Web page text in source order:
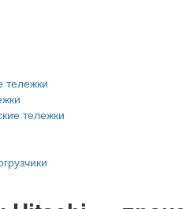
тележки